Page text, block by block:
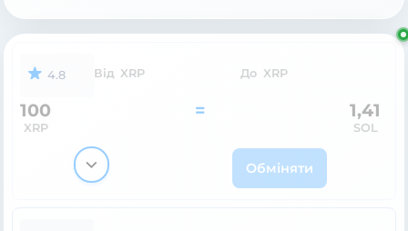
4.8 Від XRP До XRP
100
XRP
= 1,41
SOL
Обміняти